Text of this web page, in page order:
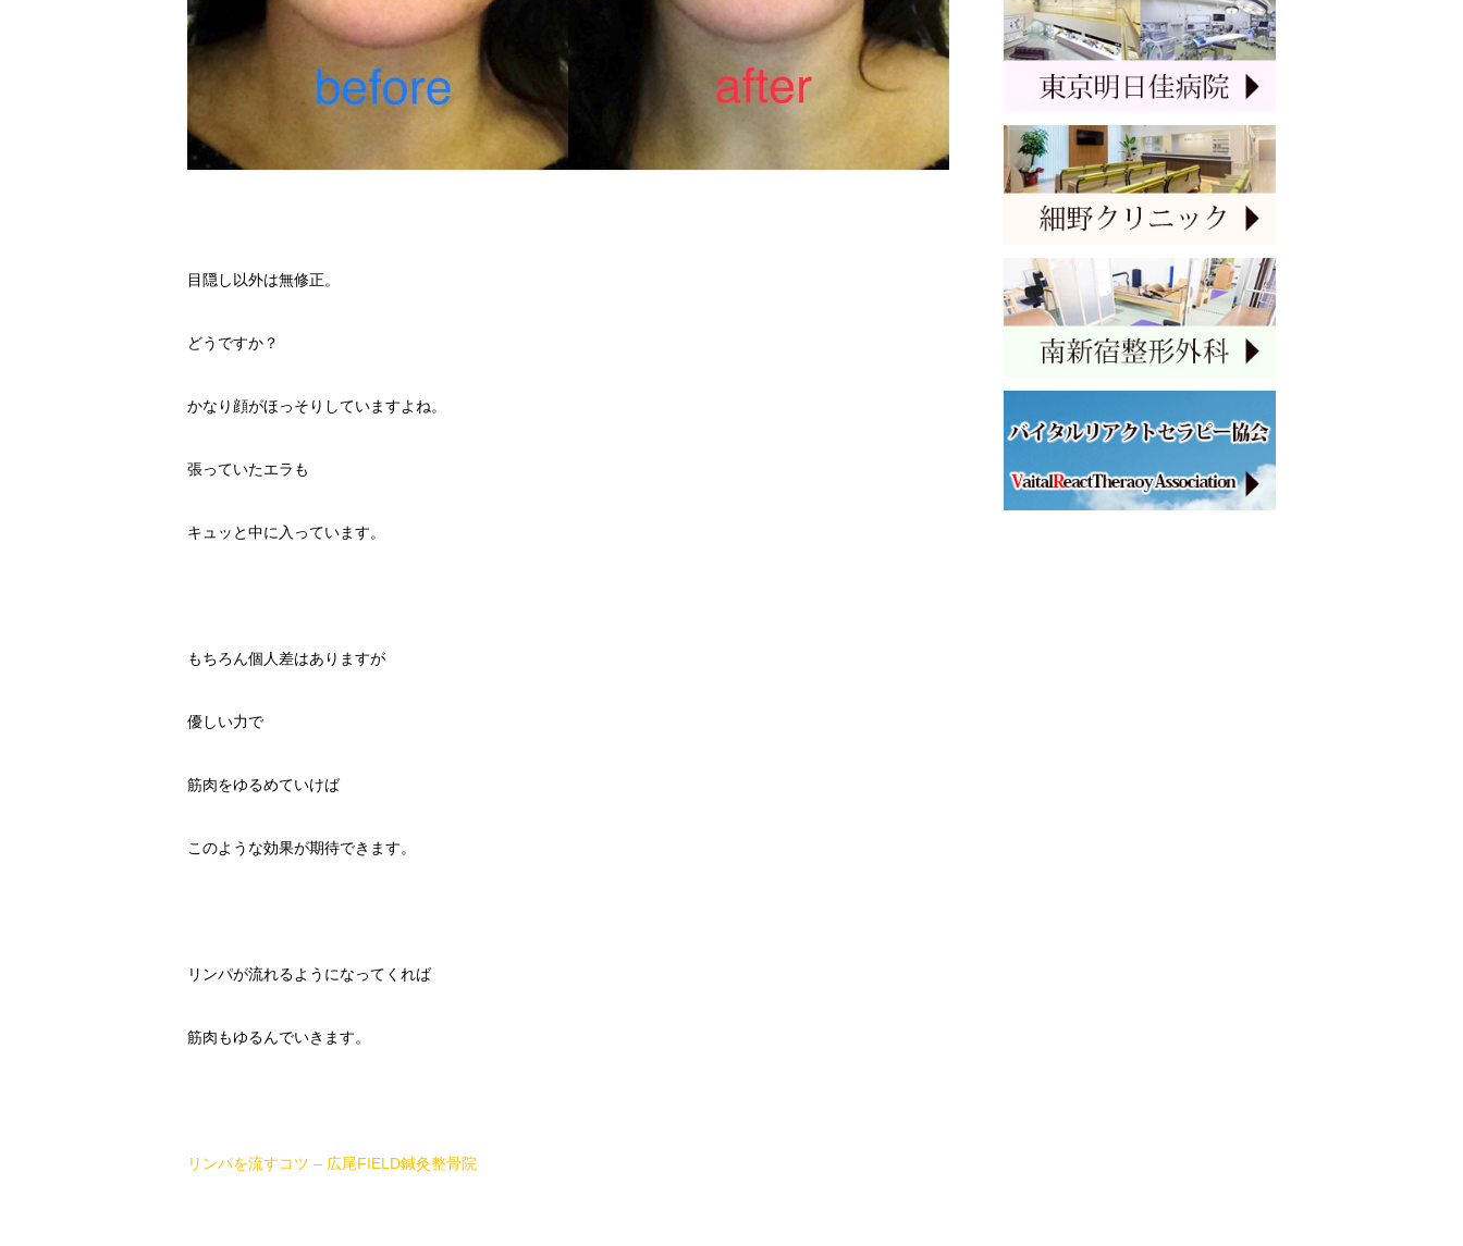
目隠し以外は無修正。
どうですか？
かなり顔がほっそりしていますよね。
張っていたエラも
キュッと中に入っています。
もちろん個人差はありますが
優しい力で
筋肉をゆるめていけば
このような効果が期待できます。
リンパが流れるようになってくれば
筋肉もゆるんでいきます。
リンパを流すコツ – 広尾FIELD鍼灸整骨院